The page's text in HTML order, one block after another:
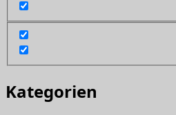
Kategorien